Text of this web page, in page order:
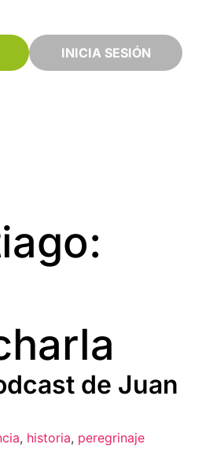
INICIA SESIÓN
de Juan
, historia, peregrinaje